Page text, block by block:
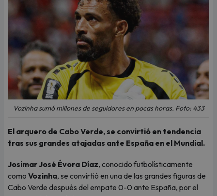
Vozinha sumó millones de seguidores en pocas horas. Foto: 433
El arquero de Cabo Verde, se convirtió en tendencia
tras sus grandes atajadas ante España en el Mundial.
Josimar José Évora Díaz, conocido futbolísticamente
como Vozinha, se convirtió en una de las grandes figuras de
Cabo Verde después del empate 0-0 ante España, por el